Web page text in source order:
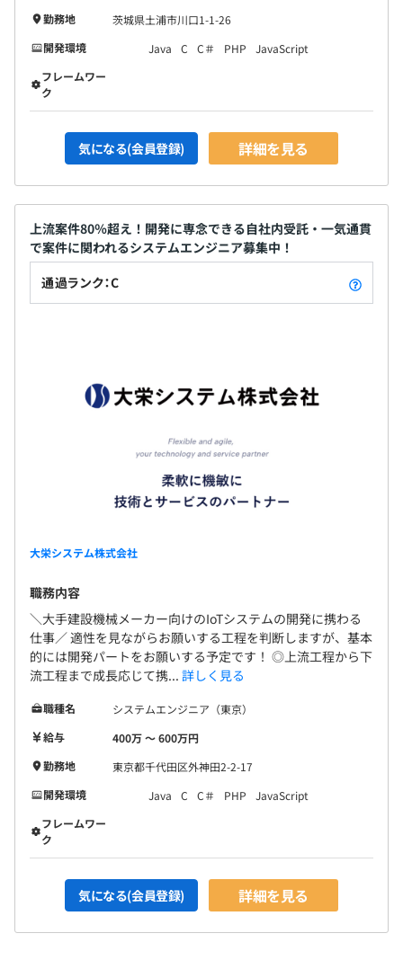
勤務地
茨城県土浦市川口1-1-26
開発環境
Java C C＃ PHP
JavaScript
フレームワー
ク
気になる(会員登録) 詳細を見る
上流案件80％超え！開発に専念できる自社内受託・一気通貫
で案件に関われるシステムエンジニア募集中！
通過ランク：C
大栄システム株式会社
職務内容
＼大手建設機械メーカー向けのIoTシステムの開発に携わる
仕事／ 適性を見ながらお願いする工程を判断しますが、基本
的には開発パートをお願いする予定です！ ◎上流工程から下
流工程まで成長応じて携... 詳しく見る
職種名
システムエンジニア（東京）
給与
400万 〜 600万円
勤務地
東京都千代田区外神田2-2-17
開発環境
Java C C＃ PHP
JavaScript
フレームワー
ク
気になる(会員登録) 詳細を見る